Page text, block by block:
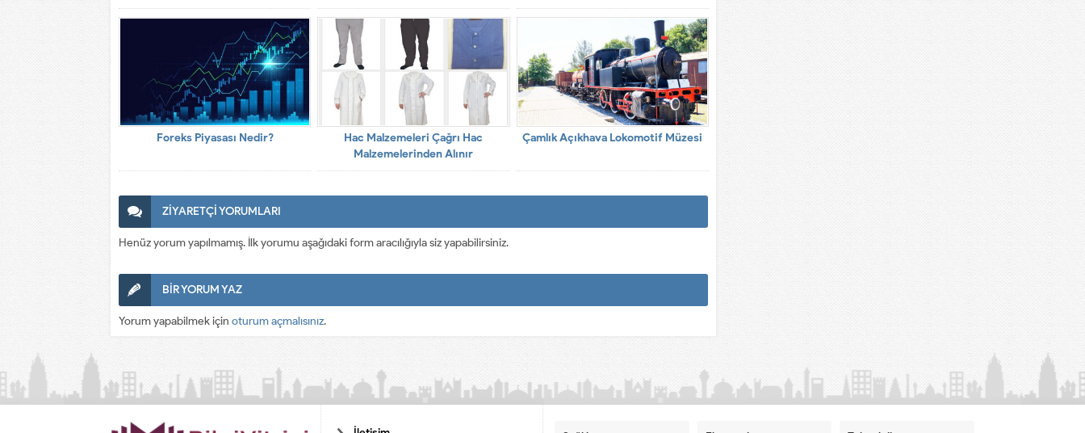
Deneyim
Foreks Piyasası Nedir?
Hac Malzemeleri Çağrı Hac
Malzemelerinden Alınır
Çamlık Açıkhava Lokomotif Müzesi
ZİYARETÇİ YORUMLARI
Henüz yorum yapılmamış. İlk yorumu aşağıdaki form aracılığıyla siz yapabilirsiniz.
BİR YORUM YAZ
Yorum yapabilmek için oturum açmalısınız.